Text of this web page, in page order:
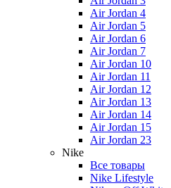
Air Jordan 4
Air Jordan 5
Air Jordan 6
Air Jordan 7
Air Jordan 10
Air Jordan 11
Air Jordan 12
Air Jordan 13
Air Jordan 14
Air Jordan 15
Air Jordan 23
Nike
Все товары
Nike Lifestyle